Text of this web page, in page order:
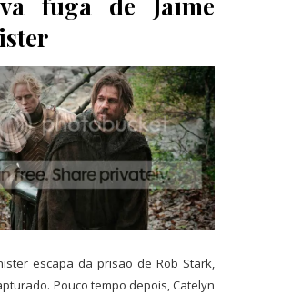
escapa da prisão de Rob Stark,
Pouco tempo depois, Catelyn